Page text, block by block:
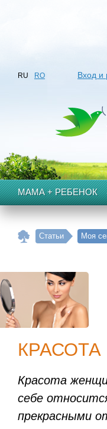
RU RO Вход и
МАМА + РЕБЕНОК
Статьи Моя
КРАСОТА
Красота
себе
прекрасными